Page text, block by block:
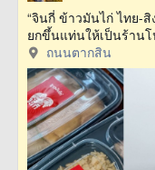
“จินกี่ ข้าวมันไก่ ไทย-
ยกขึ้นแท่นให้เป็นร้าน
ถนนตากสิน